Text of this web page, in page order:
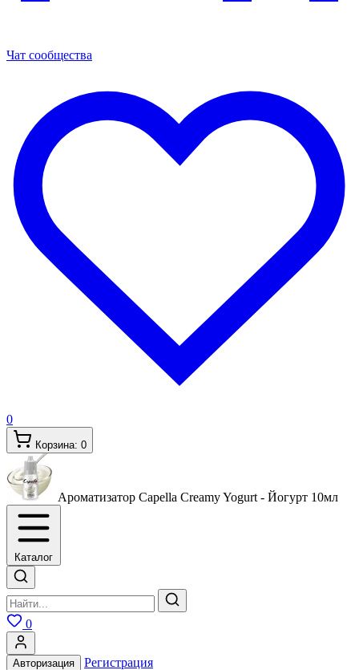
Чат сообщества
0
Корзина: 0
Ароматизатор Capella Creamy Yogurt - Йогурт 10мл
Каталог
0
Авторизация Регистрация